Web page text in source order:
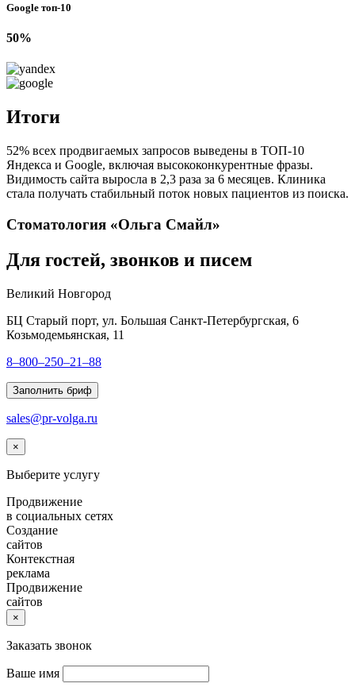
Google топ-10
50%
Итоги
52% всех продвигаемых запросов выведены в ТОП-10
Яндекса и Google, включая высококонкурентные фразы.
Видимость сайта выросла в 2,3 раза за 6 месяцев. Клиника
стала получать стабильный поток новых пациентов из поиска.
Стоматология «Ольга Смайл»
Для гостей, звонков и писем
Великий Новгород
БЦ Старый порт, ул. Большая Санкт-Петербургская, 6
Козьмодемьянская, 11
8–800–250–21–88
Заполнить бриф
sales@pr-volga.ru
×
Выберите услугу
Продвижение
в социальных сетях
Создание
сайтов
Контекстная
реклама
Продвижение
сайтов
×
Заказать звонок
Ваше имя